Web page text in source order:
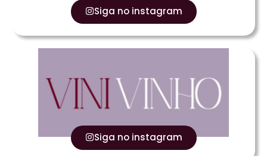
Siga no instagram
Siga no instagram